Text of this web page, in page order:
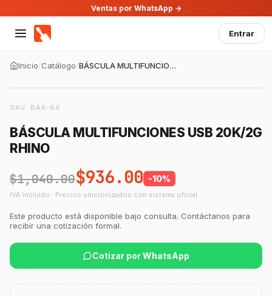
Ventas por WhatsApp →
Entrar
Inicio/Catálogo/ BÁSCULA MULTIFUNCIONES USB 20K/2G RHINO
SKU: BAR-6X
BÁSCULA MULTIFUNCIONES USB 20K/2G
RHINO
$1,040.00$936.00 -10%
IVA incluido · Precios sincronizados con sistema oficial
Este producto está disponible bajo consulta. Contáctanos para
recibir una cotización formal.
Cotizar por WhatsApp